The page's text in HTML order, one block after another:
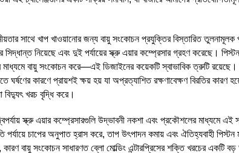
সাথে খাপ খাওয়ানোর জন্য বায়ু সংকোচন প্রযুক্তির বিস্তারিত তুলনামূলক
নিয়েছে এবং দুই পর্যায়ের স্ক্রু এয়ার কম্প্রেসার গ্রহণ করেছে।
মাধ্যমে বায়ু সংকোচন করে—এই ডিজাইনের কয়েকটি স্বাভাবিক ত্রুটি রয়েছে।
ঘর্ষণের কারণে প্রায়শই ক্ষয় হয় যা অপ্রত্যাশিত রক্ষণাবেক্ষণ বিরতির
খরচ বৃদ্ধি করে।
স্ক্রু এয়ার কম্প্রেসারগুলি উদ্ভাবনী নকশা এবং প্রকৌশলের মাধ্যমে এই
চাপের অনুপাত হ্রাস করে, তাপ উৎপাদন কমায় এবং ঐতিহ্যবাহী
কারণ বায়ু সংকোচন সাধারণত ব্লো মোল্ডিং এন্টারপ্রিসের শক্তি খরচের